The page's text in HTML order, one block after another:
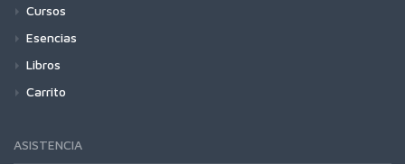
Cursos
Esencias
Libros
Carrito
ASISTENCIA